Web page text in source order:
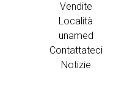
Vendite
Località
unamed
Contattateci
Notizie